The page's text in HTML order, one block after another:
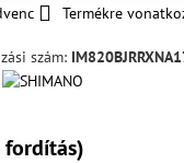
Termékre
szám:
fordítás)